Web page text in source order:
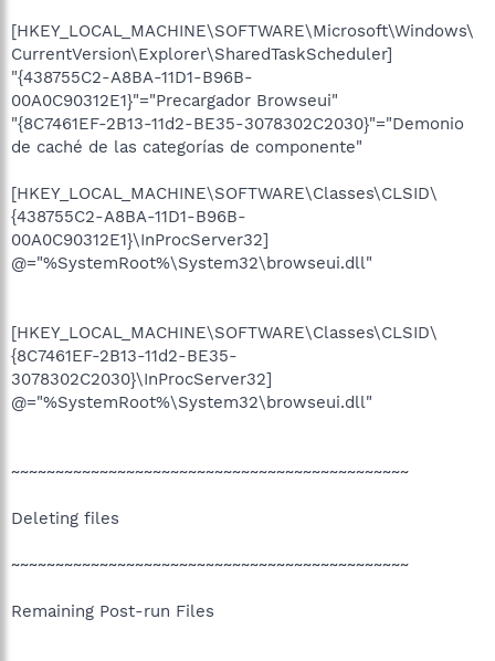
[HKEY_LOCAL_MACHINE\SOFTWARE\Microsoft\Windows\
CurrentVersion\Explorer\SharedTaskScheduler]
"{438755C2-A8BA-11D1-B96B-
00A0C90312E1}"="Precargador Browseui"
"{8C7461EF-2B13-11d2-BE35-3078302C2030}"="Demonio
de caché de las categorías de componente"
[HKEY_LOCAL_MACHINE\SOFTWARE\Classes\CLSID\
{438755C2-A8BA-11D1-B96B-
00A0C90312E1}\InProcServer32]
@="%SystemRoot%\System32\browseui.dll"
[HKEY_LOCAL_MACHINE\SOFTWARE\Classes\CLSID\
{8C7461EF-2B13-11d2-BE35-
3078302C2030}\InProcServer32]
@="%SystemRoot%\System32\browseui.dll"
~~~~~~~~~~~~~~~~~~~~~~~~~~~~~~~~~~~~~~~~~~~~~
Deleting files
~~~~~~~~~~~~~~~~~~~~~~~~~~~~~~~~~~~~~~~~~~~~~
Remaining Post-run Files